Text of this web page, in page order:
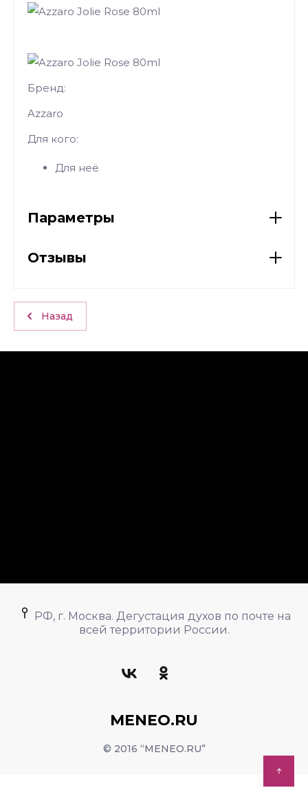
Бренд:
Azzaro
Для кого:
Для неё
Параметры
Отзывы
Назад
MENEO.RU
© 2016 “MENEO.RU”
РФ, г. Москва. Дегустация духов по почте на
всей территории России.